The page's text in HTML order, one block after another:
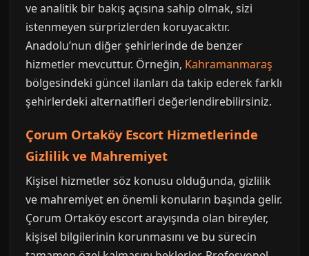
ve analitik bir bakış açısına sahip olmak, sizi
istenmeyen sürprizlerden koruyacaktır.
Anadolu’nun diğer şehirlerinde de benzer
hizmetler mevcuttur. Örneğin, Kahramanmaraş
bölgesindeki güncel ilanları da takip ederek farklı
şehirlerdeki alternatifleri değerlendirebilirsiniz.
Çorum Ortaköy Escort Hizmetlerinde
Gizlilik ve Mahremiyet
Kişisel hizmetler söz konusu olduğunda, gizlilik
ve mahremiyet en önemli konuların başında gelir.
Çorum Ortaköy escort arayışında olan bireyler,
kişisel bilgilerinin korunmasını ve bu sürecin